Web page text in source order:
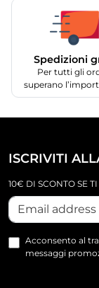
Spedizioni
Per tutti gli
superano
ISCRIVITI
10€ DI SCONTO SE
Acconsento al
messaggi